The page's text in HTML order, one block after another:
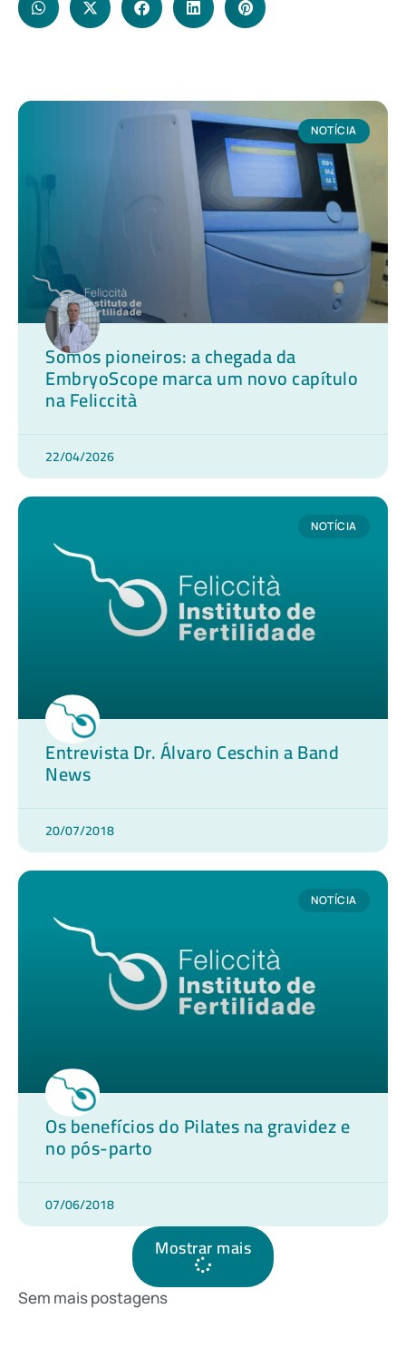
NOTÍCIA
Somos pioneiros: a chegada da
EmbryoScope marca um novo capítulo
na Feliccità
22/04/2026
NOTÍCIA
Entrevista Dr. Álvaro Ceschin a Band
News
20/07/2018
NOTÍCIA
Os benefícios do Pilates na gravidez e
no pós-parto
07/06/2018
Mostrar mais
Sem mais postagens